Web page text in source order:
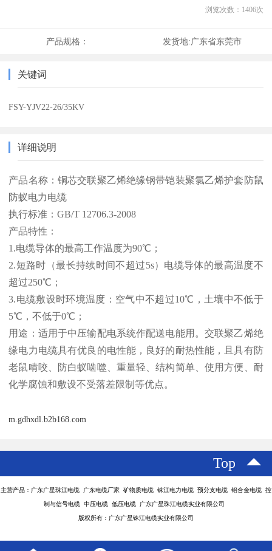
浏览次数： 1406次
产品规格： 发货地:广东省东莞市
关键词
FSY-YJV22-26/35KV
详细说明
产品名称：铜芯交联聚乙烯绝缘钢带铠装聚氯乙烯护套防鼠
防蚁电力电缆
执行标准：GB/T 12706.3-2008
产品特性：
1.电缆导体的最高工作温度为90℃；
2.短路时（最长持续时间不超过5s）电缆导体的最高温度不
超过250℃；
3.电缆敷设时环境温度：空气中不超过10℃，土壤中不低于
5℃，不低于0℃；
用途：适用于中压输配电系统作配送电能用。交联聚乙烯绝
缘电力电缆具有优良的电性能，良好的耐热性能，且具有防
老鼠啃咬、防白蚁啮噬、重量轻、结构简单、使用方便、耐
化学腐蚀和敷设不受落差限制等优点。
m.gdhxdl.b2b168.com
Top
主营产品：广东广星珠江电缆 广东电缆厂家 矿物质电缆 铢江电力电缆 预分支电缆 铝合金电缆 控
制与信号电缆 中压电缆 低压电缆 广东广星珠江电缆实业有限公司
版权所有：广东广星铢江电缆实业有限公司